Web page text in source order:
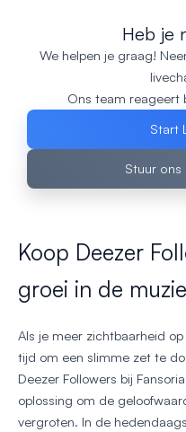
Heb je
We helpen je graag!
Ons team reageert
Start
Stuur ons
Koop Deezer
groei in de
Als je meer zichtbaarheid
tijd om een slimme zet te
Deezer Followers bij
oplossing om de
vergroten. In de